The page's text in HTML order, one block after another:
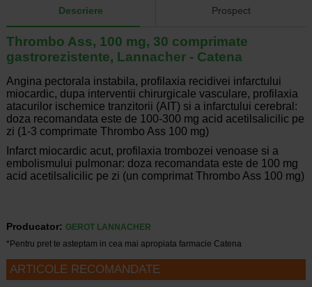
Descriere Prospect
Thrombo Ass, 100 mg, 30 comprimate
gastrorezistente, Lannacher - Catena
Angina pectorala instabila, profilaxia recidivei infarctului
miocardic, dupa interventii chirurgicale vasculare, profilaxia
atacurilor ischemice tranzitorii (AIT) si a infarctului cerebral:
doza recomandata este de 100-300 mg acid acetilsalicilic pe
zi (1-3 comprimate Thrombo Ass 100 mg)
Infarct miocardic acut, profilaxia trombozei venoase si a
embolismului pulmonar: doza recomandata este de 100 mg
acid acetilsalicilic pe zi (un comprimat Thrombo Ass 100 mg)
Producator: GEROT LANNACHER
*Pentru pret te asteptam in cea mai apropiata farmacie Catena
ARTICOLE RECOMANDATE